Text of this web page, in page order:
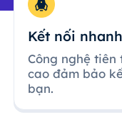
Kết nối
Công nghệ tiên
cao đảm bảo
bạn.